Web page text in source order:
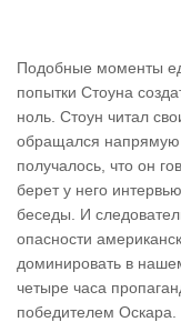
Подобные моменты
попытки Стоуна
ноль. Стоун читал
обращался напрямую
получалось, что он
берет у него
беседы. И
опасности
доминировать в
четыре часа
победителем Оскара.